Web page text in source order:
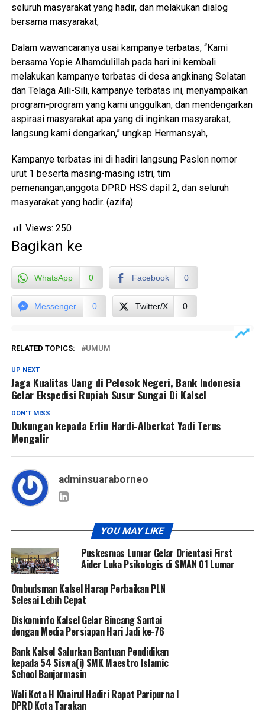
seluruh masyarakat yang hadir, dan melakukan dialog
bersama masyarakat,
Dalam wawancaranya usai kampanye terbatas, “Kami
bersama Yopie Alhamdulillah pada hari ini kembali
melakukan kampanye terbatas di desa angkinang Selatan
dan Telaga Aili-Sili, kampanye terbatas ini, menyampaikan
program-program yang kami unggulkan, dan mendengarkan
aspirasi masyarakat apa yang di inginkan masyarakat,
langsung kami dengarkan,” ungkap Hermansyah,
Kampanye terbatas ini di hadiri langsung Paslon nomor
urut 1 beserta masing-masing istri, tim
pemenangan,anggota DPRD HSS dapil 2, dan seluruh
masyarakat yang hadir. (azifa)
Views: 250
Bagikan ke
WhatsApp 0 Facebook 0
Messenger 0 Twitter/X 0
RELATED TOPICS: UMUM
UP NEXT
Jaga Kualitas Uang di Pelosok Negeri, Bank Indonesia
Gelar Ekspedisi Rupiah Susur Sungai Di Kalsel
DON'T MISS
Dukungan kepada Erlin Hardi-Alberkat Yadi Terus
Mengalir
adminsuaraborneo
YOU MAY LIKE
Puskesmas Lumar Gelar Orientasi First
Aider Luka Psikologis di SMAN 01 Lumar
Ombudsman Kalsel Harap Perbaikan PLN
Selesai Lebih Cepat
Diskominfo Kalsel Gelar Bincang Santai
dengan Media Persiapan Hari Jadi ke-76
Bank Kalsel Salurkan Bantuan Pendidikan
kepada 54 Siswa(i) SMK Maestro Islamic
School Banjarmasin
Wali Kota H Khairul Hadiri Rapat Paripurna I
DPRD Kota Tarakan